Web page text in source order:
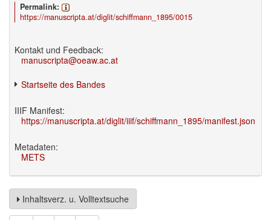
Permalink:
https://manuscripta.at/diglit/schiffmann_1895/0015
Kontakt und Feedback:
manuscripta@oeaw.ac.at
Startseite des Bandes
IIIF Manifest:
https://manuscripta.at/diglit/iiif/schiffmann_1895/manifest.json
Metadaten:
METS
Inhaltsverz. u. Volltextsuche